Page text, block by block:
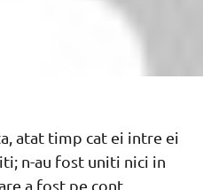
atat timp cat ei intre ei
n-au fost uniti nici in
a fost pe cont